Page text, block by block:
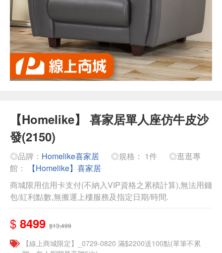
【Homelike】 喜家居單人座仿牛皮沙
發(2150)
◎品牌： Homelike喜家居 ◎規格： 1件
◎逛逛專
館：
【Homelike】喜家居
商城限用信用卡支付(不納入VIP資格之累積計算),無法用錢
包/紅利點數,無搬運上樓服務及指定日期/時間.
$ 8499 $13,499
【線上商城限定】_0729-0820 滿$2200送100點(單筆不累